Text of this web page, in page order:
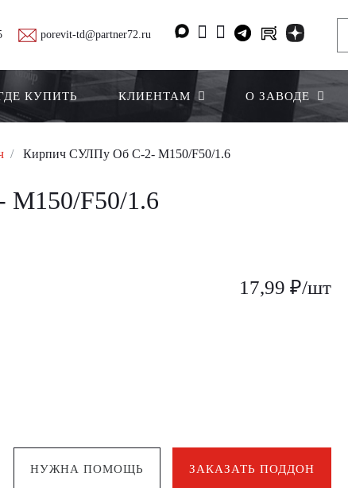
porevit-td@partner72.ru
КУПИТЬ КЛИЕНТАМ О ЗАВОДЕ
Кирпич СУЛПу Об С-2- M150/F50/1.6
F50/1.6
17,99 ₽/шт
ЗАКАЗАТЬ ПОДДОН
НУЖНА ПОМОЩЬ